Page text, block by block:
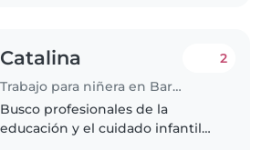
Catalina
Trabajo para niñera en Bariloche
2
Busco profesionales de la
educación y el cuidado infantil